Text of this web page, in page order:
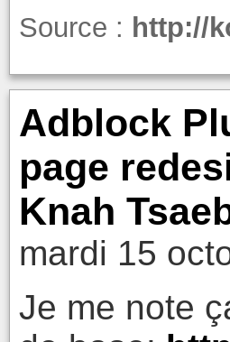
Source : http://
Adblock
page
Knah
mardi 15
Je me note